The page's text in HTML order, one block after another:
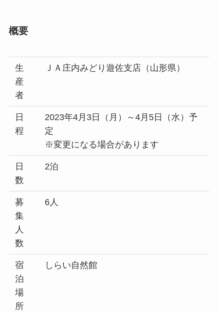
概要
生
産
者
ＪＡ庄内みどり遊佐支店（山形県）
日
程
2023年4月3日（月）～4月5日（水）予
定
※変更になる場合があります
日
数
2泊
募
集
人
数
6人
宿
泊
場
所
しらい自然館